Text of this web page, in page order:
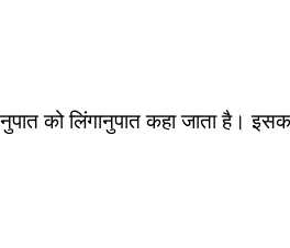
को लिंगानुपात कहा जाता है।